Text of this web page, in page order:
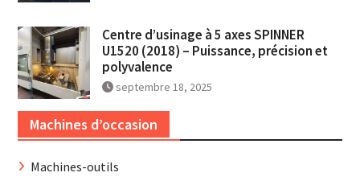
Centre d’usinage à 5 axes SPINNER
U1520 (2018) – Puissance, précision et
polyvalence
septembre 18, 2025
Machines d’occasion
Machines-outils